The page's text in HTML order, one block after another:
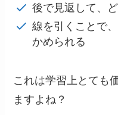
後で見返して、
線を引くことで
かめられる
これは学習上とても
ますよね？